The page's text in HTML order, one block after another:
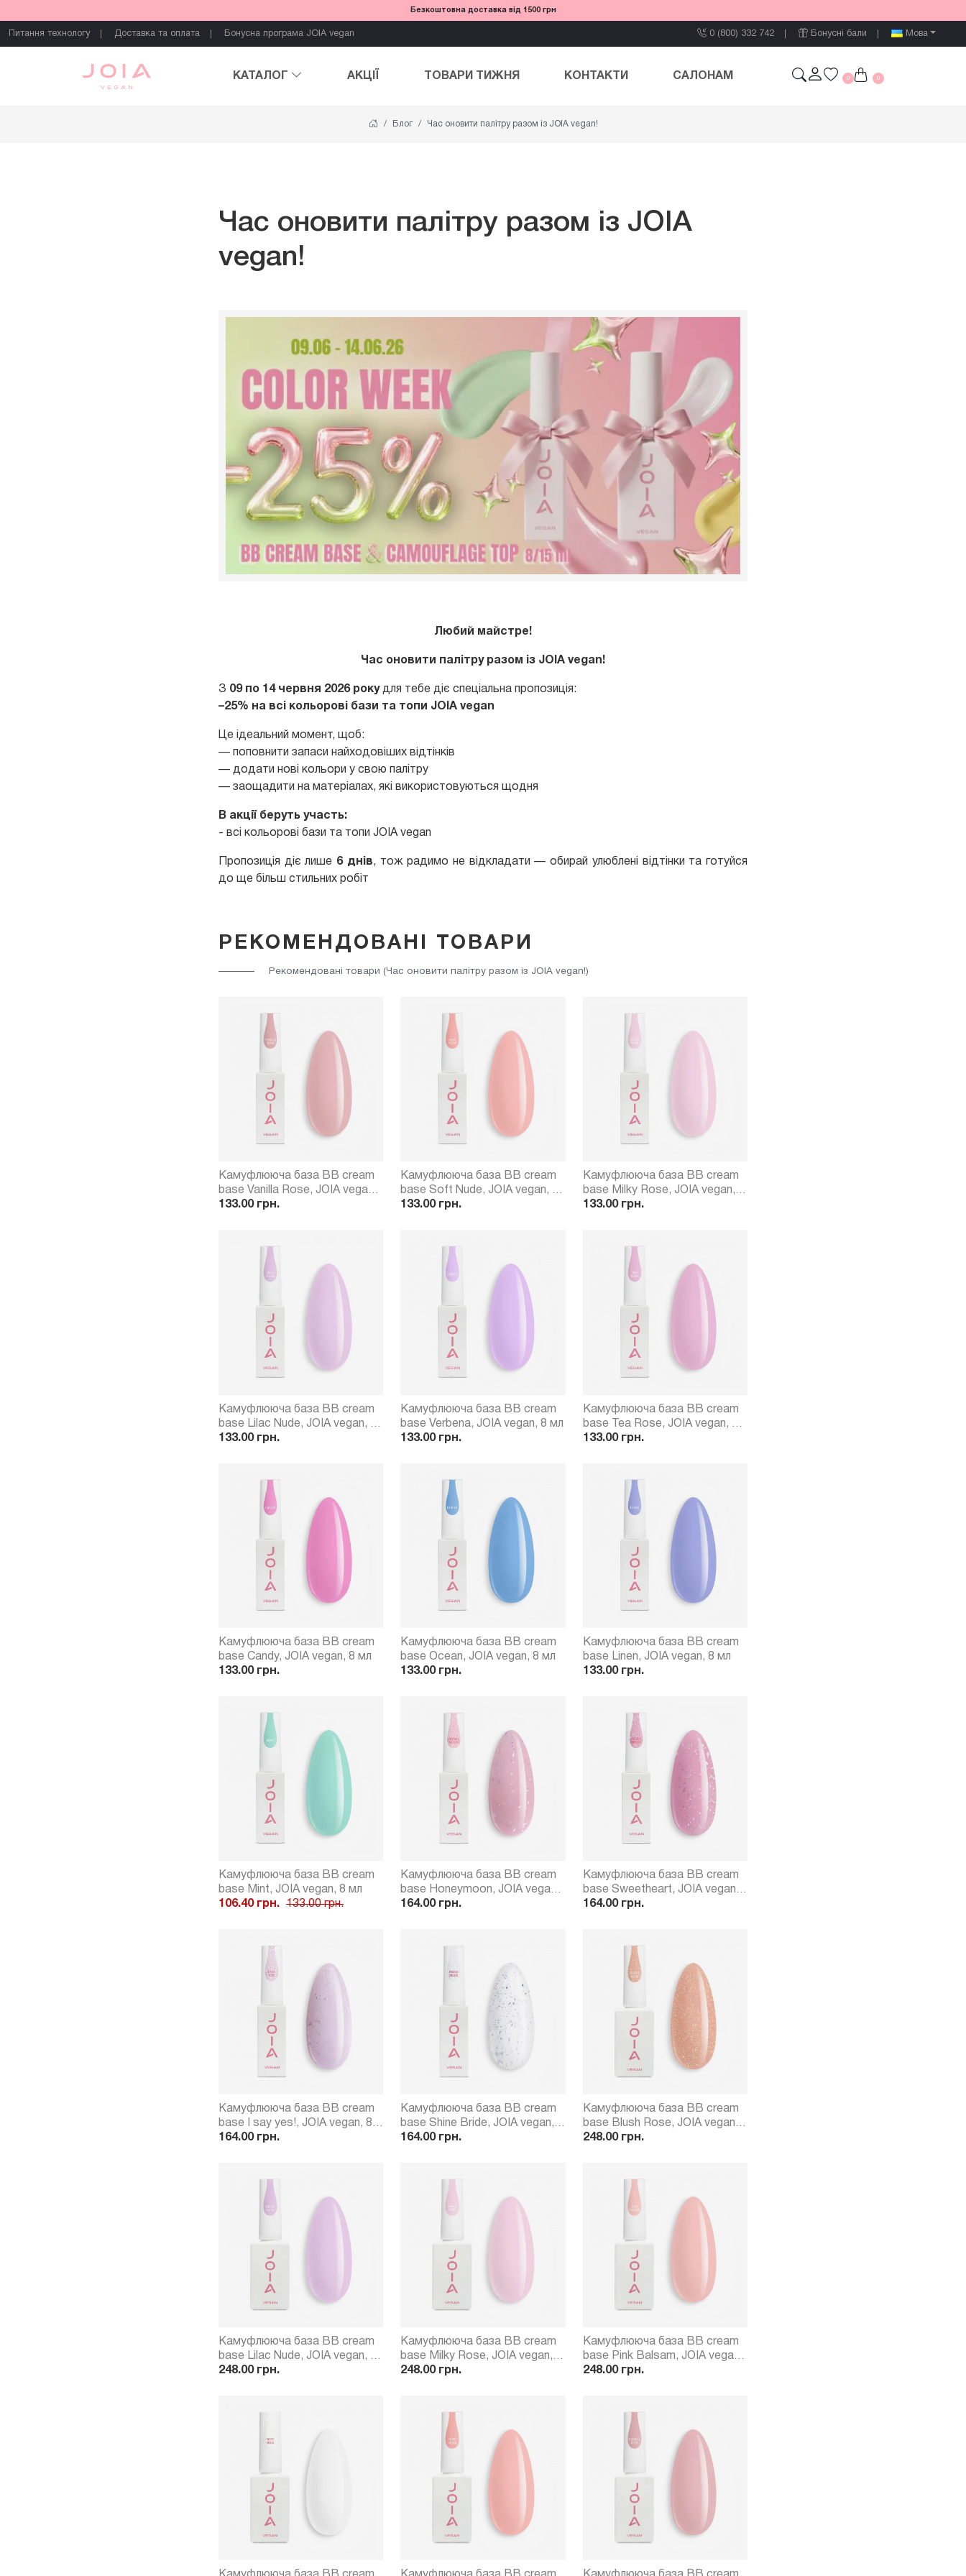
Безкоштовна доставка від 1500 грн
Питання технологу Доставка та оплата Бонусна програма JOIA vegan 0 (800) 332 742 Бонусні бали Мова
КАТАЛОГ АКЦІЇ ТОВАРИ ТИЖНЯ КОНТАКТИ САЛОНАМ 0 0
Блог Час оновити палітру разом із JOIA vegan!
Час оновити палітру разом із JOIA
vegan!
Любий майстре!
Час оновити палітру разом із JOIA vegan!
З 09 по 14 червня 2026 рокудля тебе діє спеціальна пропозиція:
–25% на всі кольорові бази та топи JOIA vegan
Це ідеальний момент, щоб:
— поповнити запаси найходовіших відтінків
— додати нові кольори у свою палітру
— заощадити на матеріалах, які використовуються щодня
В акції беруть участь:
- всі кольорові бази та топи JOIA vegan
Пропозиція діє лише 6 днів, тож радимо не відкладати — обирай улюблені відтінки та готуйся
до ще більш стильних робіт
РЕКОМЕНДОВАНІ ТОВАРИ
Рекомендовані товари (Час оновити палітру разом із JOIA vegan!)
Камуфлююча база BB cream
base Vanilla Rose, JOIA vegan,
8 мл
133.00 грн.
Камуфлююча база BB cream
base Soft Nude, JOIA vegan, 8
мл
133.00 грн.
Камуфлююча база BB cream
base Milky Rose, JOIA vegan, 8
мл
133.00 грн.
Камуфлююча база BB cream
base Lilac Nude, JOIA vegan, 8
мл
133.00 грн.
Камуфлююча база BB cream
base Verbena, JOIA vegan, 8 мл
133.00 грн.
Камуфлююча база BB cream
base Tea Rose, JOIA vegan, 8
мл
133.00 грн.
Камуфлююча база BB cream
base Candy, JOIA vegan, 8 мл
133.00 грн.
Камуфлююча база BB cream
base Ocean, JOIA vegan, 8 мл
133.00 грн.
Камуфлююча база BB cream
base Linen, JOIA vegan, 8 мл
133.00 грн.
Камуфлююча база BB cream
base Mint, JOIA vegan, 8 мл
106.40 грн.
133.00 грн.
Камуфлююча база BB cream
base Honeymoon, JOIA vegan,
8 мл
164.00 грн.
Камуфлююча база BB cream
base Sweetheart, JOIA vegan,
8 мл
164.00 грн.
Камуфлююча база BB cream
base I say yes!, JOIA vegan, 8
мл
164.00 грн.
Камуфлююча база BB cream
base Shine Bride, JOIA vegan, 8
мл
164.00 грн.
Камуфлююча база BB cream
base Blush Rose, JOIA vegan,
15 мл
248.00 грн.
Камуфлююча база BB cream
base Lilac Nude, JOIA vegan, 15
мл
248.00 грн.
Камуфлююча база BB cream
base Milky Rose, JOIA vegan,
15 мл
248.00 грн.
Камуфлююча база BB cream
base Pink Balsam, JOIA vegan,
15 мл
248.00 грн.